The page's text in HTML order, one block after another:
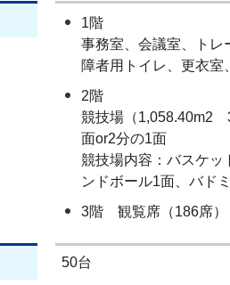
1階
事務室、会議室、トレ
障者用トイレ、更衣室
2階
競技場（1,058.40m2
面or2分の1面
競技場内容：バスケッ
ンドボール1面、バド
3階 観覧席（186席）
50台